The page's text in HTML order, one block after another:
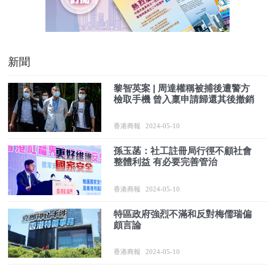
新聞
黎智英案 | 周達權稱被捕後遭警方
檢取手機 曾入稟申請歸還其後撤銷
香港商報 2024-05-10
孫玉菡：社工註冊局行徑不顧社會
整體利益 有必要完善管治
香港商報 2024-05-10
特區政府強烈不滿和反對梅儒瑞偏
頗言論
香港商報 2024-05-10